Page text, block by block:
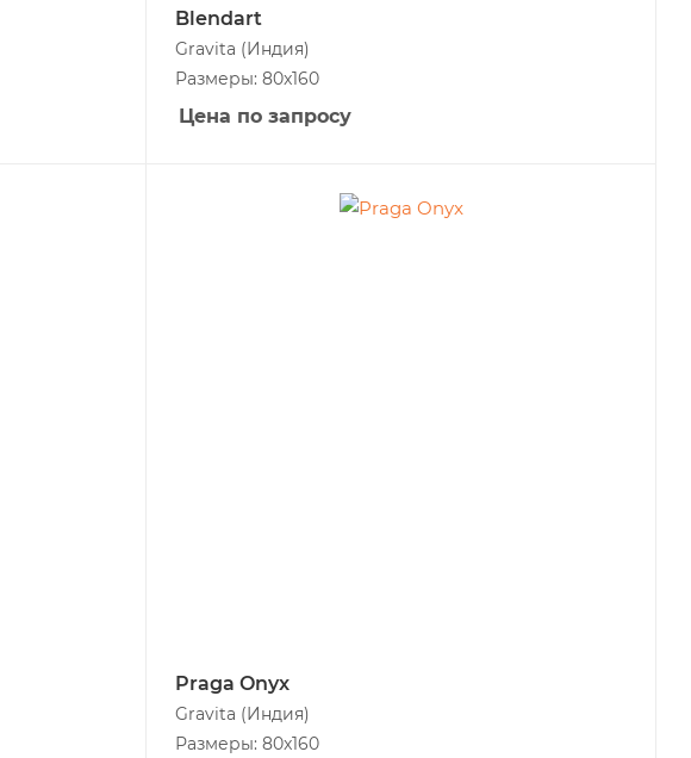
Blendart
Gravita (Индия)
Размеры: 80x160
Цена по запросу
Praga Onyx
Gravita (Индия)
Размеры: 80x160